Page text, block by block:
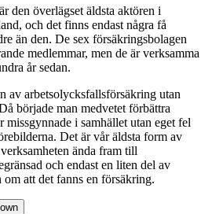
den överlägset äldsta aktören i
och det finns endast några få
än den. De sex försäkringsbolagen
medlemmar, men de är verksamma
år sedan.
av arbetsolycksfallsförsäkring utan
började man medvetet förbättra
missgynnade i samhället utan eget fel
Det är vår äldsta form av
ända fram till
och endast en liten del av
att det fanns en försäkring.